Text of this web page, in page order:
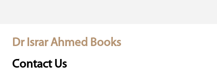
Dr Israr Ahmed Books
Contact Us